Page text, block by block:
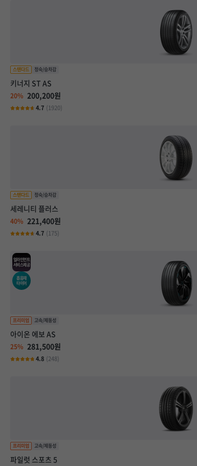
키너지 ST AS
20% 200,200원
4.7 (1920)
세레니티 플러스
40% 221,400원
4.7 (175)
얼라인먼트
서비스제공
흡음재
타이어
아이온 에보 AS
25% 281,500원
4.8 (248)
파일럿 스포츠 5